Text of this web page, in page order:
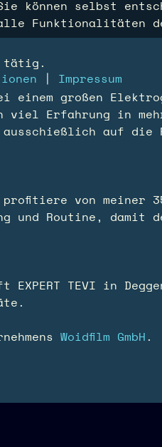
tätig.
einem großen
Erfahrung in
auf die
von meiner
und Routine, damit
TEVI in
Woidfilm GmbH .
können selbst
Funktionalitäten
Impressum